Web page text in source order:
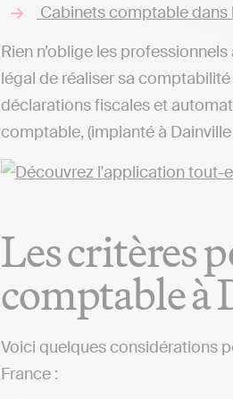
Cabinets comptable dans
Rien n’oblige les
légal de réaliser sa
déclarations fiscales et
comptable, (implanté à
Les critères
comptable à
Voici quelques considérations
France :